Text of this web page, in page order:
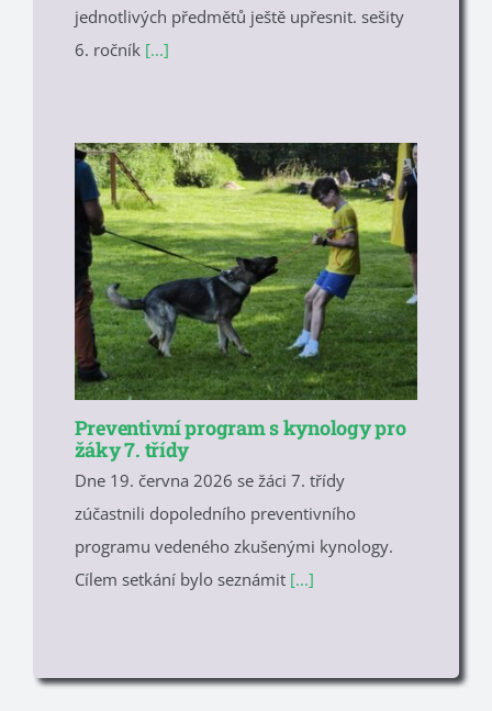
jednotlivých předmětů ještě upřesnit. sešity
6. ročník[...]
Preventivní program s kynology pro
žáky 7. třídy
Dne 19. června 2026 se žáci 7. třídy
zúčastnili dopoledního preventivního
programu vedeného zkušenými kynology.
Cílem setkání bylo seznámit[...]